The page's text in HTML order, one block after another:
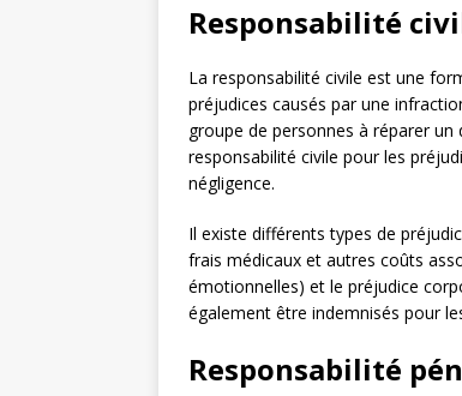
Responsabilité
La responsabilité civile est une
préjudices causés par une
groupe de personnes à réparer
responsabilité civile pour les
négligence.
Il existe différents types de
frais médicaux et autres coûts
émotionnelles) et le préjudice
également être indemnisés pour
Responsabilité